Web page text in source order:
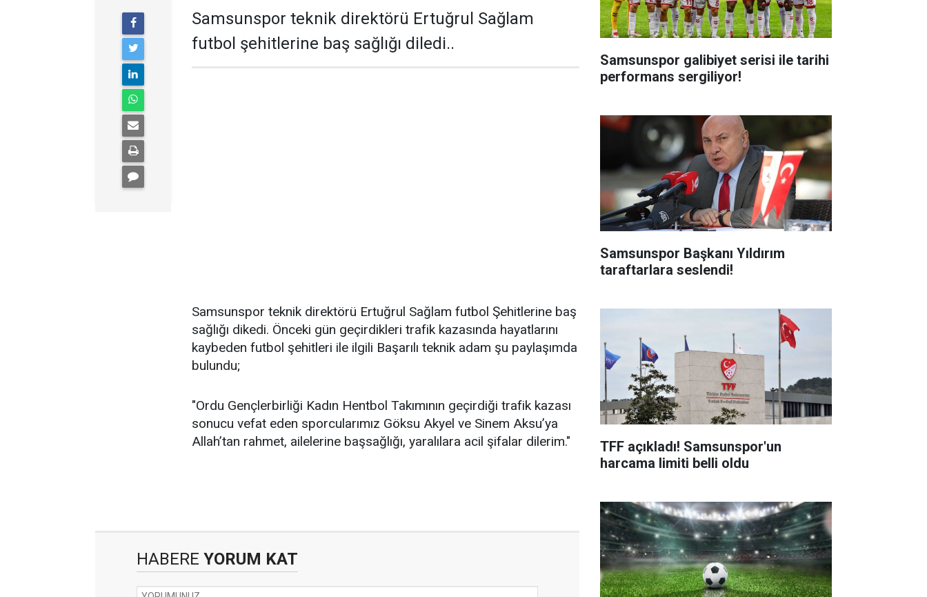
Samsunspor teknik direktörü Ertuğrul Sağlam
futbol şehitlerine baş sağlığı diledi..
Samsunspor teknik direktörü Ertuğrul Sağlam futbol Şehitlerine baş
sağlığı dikedi. Önceki gün geçirdikleri trafik kazasında hayatlarını
kaybeden futbol şehitleri ile ilgili Başarılı teknik adam şu paylaşımda
bulundu;
"Ordu Gençlerbirliği Kadın Hentbol Takımının geçirdiği trafik kazası
sonucu vefat eden sporcularımız Göksu Akyel ve Sinem Aksu’ya
Allah’tan rahmet, ailelerine başsağlığı, yaralılara acil şifalar dilerim."
HABERE YORUM KAT
Samsunspor galibiyet serisi ile tarihi
performans sergiliyor!
Samsunspor Başkanı Yıldırım
taraftarlara seslendi!
TFF açıkladı! Samsunspor'un
harcama limiti belli oldu